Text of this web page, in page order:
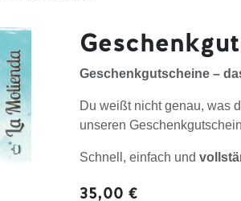
Geschenkgutscheine –
Du weißt nicht genau, was
unseren
Schnell, einfach und
35,00 €